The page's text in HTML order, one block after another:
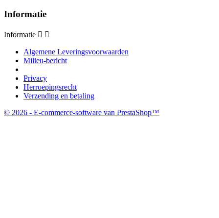
Informatie
Informatie  
Algemene Leveringsvoorwaarden
Milieu-bericht
Privacy
Herroepingsrecht
Verzending en betaling
© 2026 - E-commerce-software van PrestaShop™